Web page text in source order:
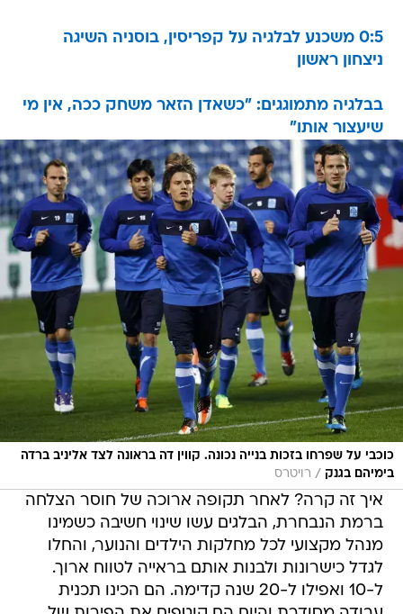
0:5 משכנע לבלגיה על קפריסין, בוסניה השיגה
ניצחון ראשון
בבלגיה מתמוגגים: "כשאדן הזאר משחק ככה, אין מי
שיעצור אותו"
כוכבי על שפרחו בזכות בנייה נכונה. קווין דה בראונה לצד אליניב ברדה
בימיהם בגנק / רויטרס
איך זה קרה? לאחר תקופה ארוכה של חוסר הצלחה
ברמת הנבחרת, הבלגים עשו שינוי חשיבה כשמינו
מנהל מקצועי לכל מחלקות הילדים והנוער, והחלו
לגדל כישרונות ולבנות אותם בראייה לטווח ארוך.
ל-10 ואפילו ל-20 שנה קדימה. הם הכינו תכנית